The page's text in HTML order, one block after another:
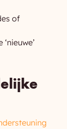
of